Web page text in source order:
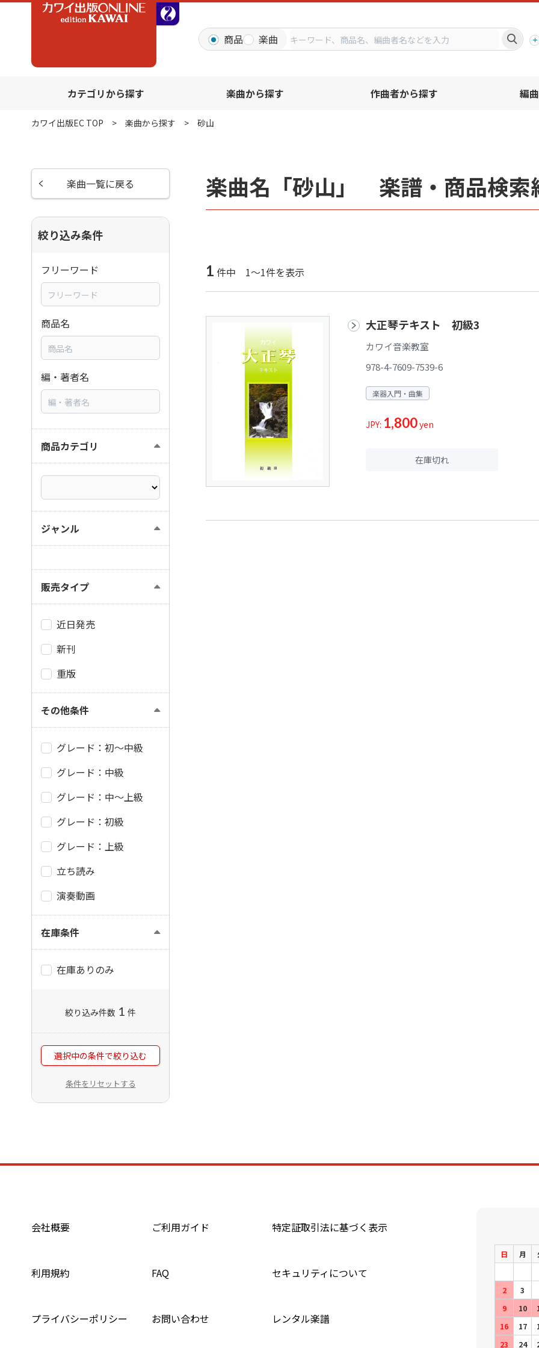
商品 楽曲
カテゴリから探す 楽曲から探す 作曲者から探す 編
カワイ出版EC TOP 楽曲から探す 砂山
楽曲名「砂山」 楽譜・商品検索
1 件中 1～1件を表示
大正琴テキスト 初級3
カワイ音楽教室
978-4-7609-7539-6
楽器入門・曲集
JPY: 1,800yen
在庫切れ
楽曲一覧に戻る
絞り込み条件
フリーワード
商品名
編・著者名
商品カテゴリ
ジャンル
販売タイプ
近日発売
新刊
重版
その他条件
グレード：初～中級
グレード：中級
グレード：中～上級
グレード：初級
グレード：上級
立ち読み
演奏動画
在庫条件
在庫ありのみ
絞り込み件数 1 件
選択中の条件で絞り込む
条件をリセットする
会社概要 ご利用ガイド 特定証取引法に基づく表示
利用規約 FAQ セキュリティについて
プライバシーポリシー お問い合わせ レンタル楽譜
日 月
2 3
9
10
16
17
23
24